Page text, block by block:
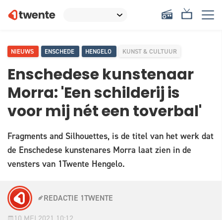
NIEUWS ENSCHEDE HENGELO KUNST & CULTUUR
Enschedese kunstenaar
Morra: 'Een schilderij is
voor mij nét een toverbal'
Fragments and Silhouettes, is de titel van het werk dat
de Enschedese kunstenares Morra laat zien in de
vensters van 1Twente Hengelo.
REDACTIE 1TWENTE